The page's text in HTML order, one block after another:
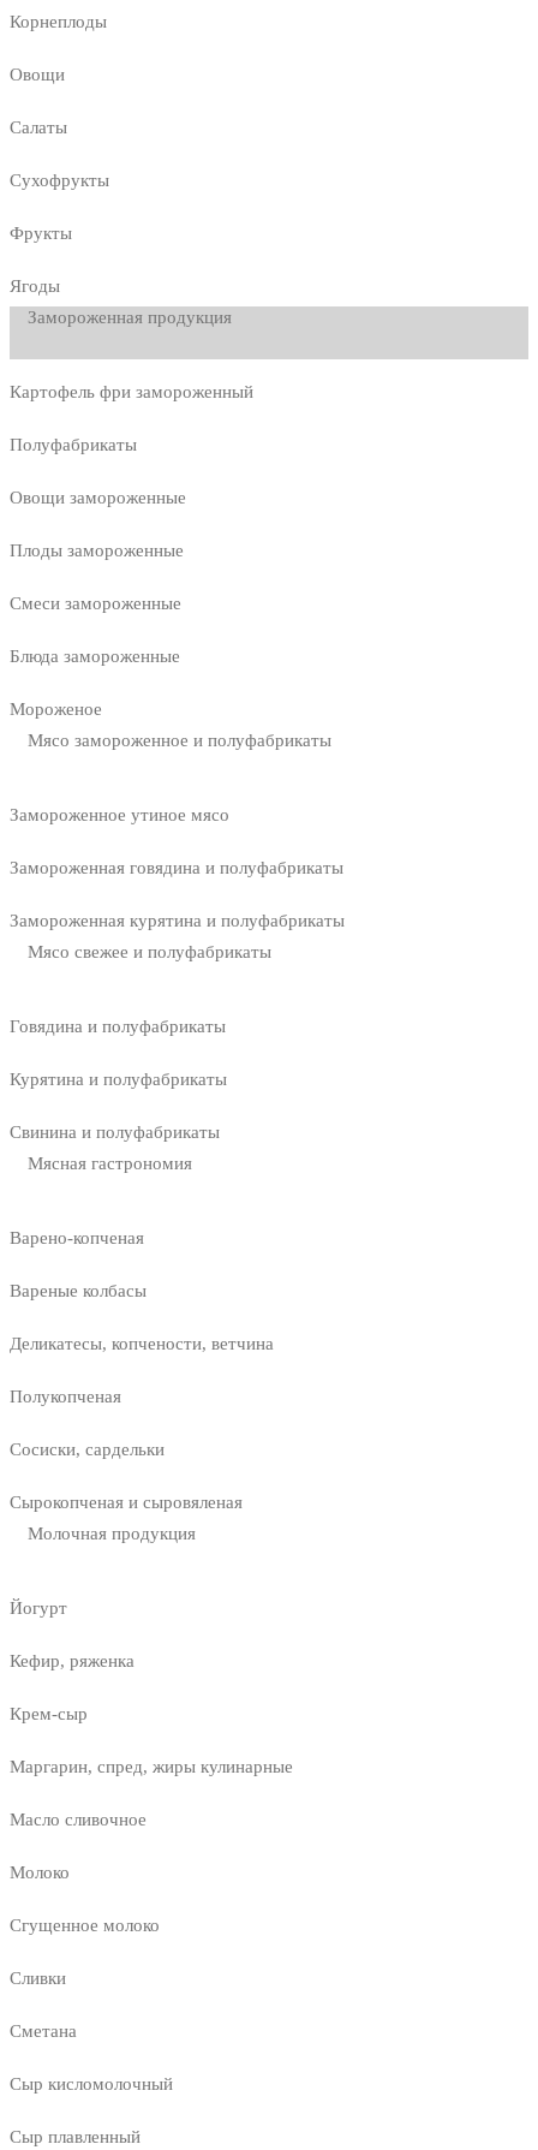
Корнеплоды
Овощи
Салаты
Сухофрукты
Фрукты
Ягоды
Замороженная продукция
Картофель фри замороженный
Полуфабрикаты
Овощи замороженные
Плоды замороженные
Смеси замороженные
Блюда замороженные
Мороженое
Мясо замороженное и полуфабрикаты
Замороженное утиное мясо
Замороженная говядина и полуфабрикаты
Замороженная курятина и полуфабрикаты
Мясо свежее и полуфабрикаты
Говядина и полуфабрикаты
Курятина и полуфабрикаты
Свинина и полуфабрикаты
Мясная гастрономия
Варено-копченая
Вареные колбасы
Деликатесы, копчености, ветчина
Полукопченая
Сосиски, сардельки
Сырокопченая и сыровяленая
Молочная продукция
Йогурт
Кефир, ряженка
Крем-сыр
Маргарин, спред, жиры кулинарные
Масло сливочное
Молоко
Сгущенное молоко
Сливки
Сметана
Сыр кисломолочный
Сыр плавленный